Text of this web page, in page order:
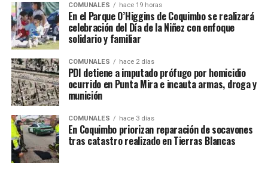
COMUNALES hace 19 horas
En el Parque O’Higgins de Coquimbo se realizará
celebración del Día de la Niñez con enfoque
solidario y familiar
COMUNALES hace 2 días
PDI detiene a imputado prófugo por homicidio
ocurrido en Punta Mira e incauta armas, droga y
munición
COMUNALES hace 3 días
En Coquimbo priorizan reparación de socavones
tras catastro realizado en Tierras Blancas